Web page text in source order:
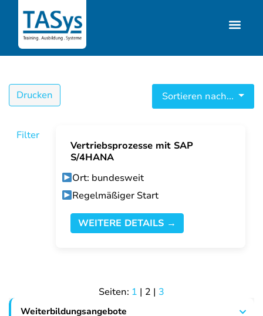
Drucken Sortieren nach...
Filter
Vertriebsprozesse mit SAP
S/4HANA
Ort: bundesweit
Regelmäßiger Start
WEITERE DETAILS →
Seiten: 1 | 2 | 3
Weiterbildungsangebote